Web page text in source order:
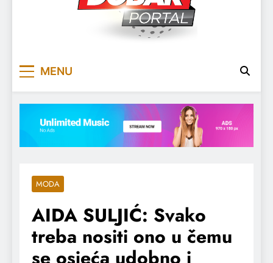
MENU
MODA
AIDA SULJIĆ: Svako
treba nositi ono u čemu